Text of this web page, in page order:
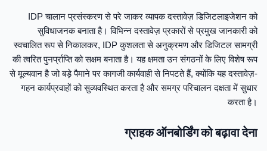
IDP चालान प्रसंस्करण से परे जाकर व्यापक दस्तावेज़ डिजिटलाइजेशन को
सुविधाजनक बनाता है। विभिन्न दस्तावेज़ प्रकारों से प्रमुख जानकारी को
स्वचालित रूप से निकालकर, IDP कुशलता से अनुक्रमण और डिजिटल सामग्री
की त्वरित पुनर्प्राप्ति को सक्षम बनाता है। यह क्षमता उन संगठनों के लिए विशेष रूप
से मूल्यवान है जो बड़े पैमाने पर कागजी कार्यवाही से निपटते हैं, क्योंकि यह दस्तावेज़-
गहन कार्यप्रवाहों को सुव्यवस्थित करता है और समग्र परिचालन दक्षता में सुधार
करता है।
ग्राहक ऑनबोर्डिंग को बढ़ावा देना